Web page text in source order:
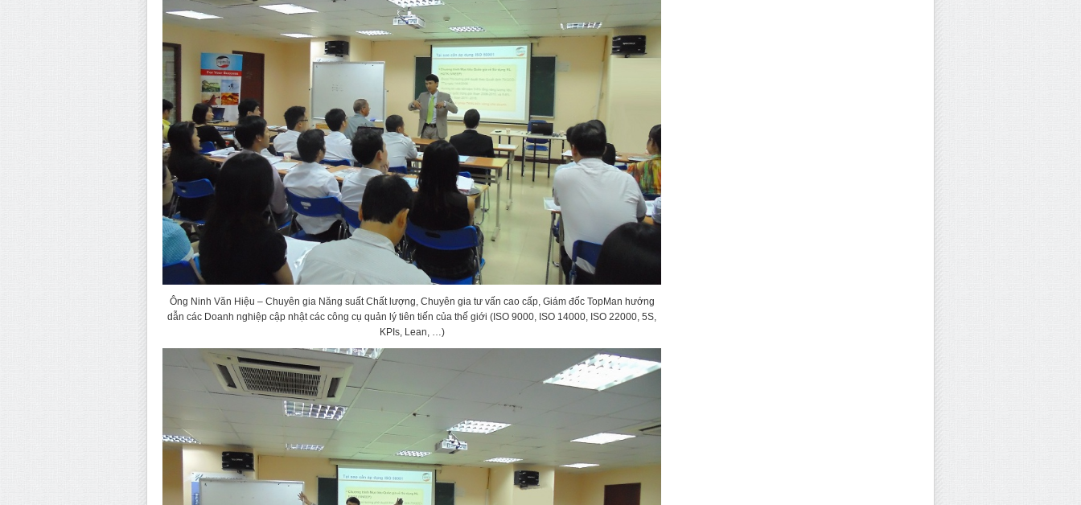
Ông Ninh Văn Hiệu – Chuyên gia Năng suất Chất lượng, Chuyên gia tư vấn cao cấp, Giám đốc TopMan hướng
dẫn các Doanh nghiệp cập nhật các công cụ quản lý tiên tiến của thế giới (ISO 9000, ISO 14000, ISO 22000, 5S,
KPIs, Lean, …)